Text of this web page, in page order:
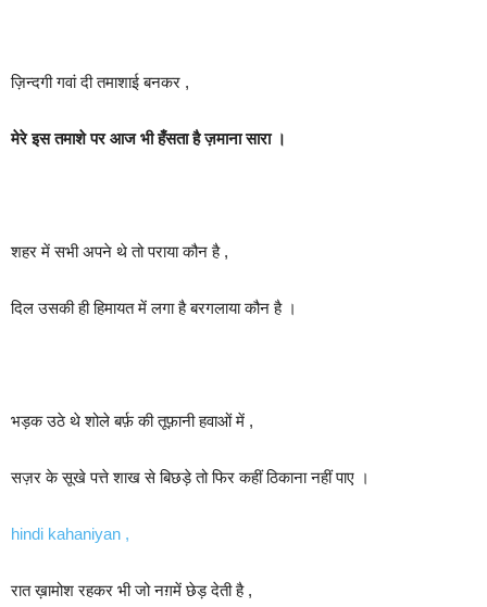
ज़िन्दगी गवां दी तमाशाई बनकर ,
मेरे इस तमाशे पर आज भी हँसता है ज़माना सारा ।
शहर में सभी अपने थे तो पराया कौन है ,
दिल उसकी ही हिमायत में लगा है बरगलाया कौन है ।
भड़क उठे थे शोले बर्फ़ की तूफ़ानी हवाओं में ,
सज़र के सूखे पत्ते शाख से बिछड़े तो फिर कहीं ठिकाना नहीं पाए ।
hindi kahaniyan ,
रात ख़ामोश रहकर भी जो नग़में छेड़ देती है ,